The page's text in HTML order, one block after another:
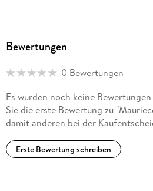
Bewertungen
0 Bewertungen
Es wurden noch keine
Sie die erste Bewertung zu
damit anderen bei der
Erste Bewertung schreiben